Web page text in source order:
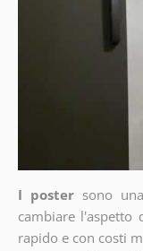
I poster sono
cambiare l'aspetto
rapido e con costi